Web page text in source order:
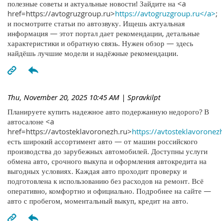
полезные советы и актуальные новости! Зайдите на <a
href=https://avtogruzgroup.ru>https://avtogruzgroup.ru</a>;
и посмотрите статьи по автозвуку. Ищешь актуальная
информация — этот портал дает рекомендации, детальные
характеристики и обратную связь. Нужен обзор — здесь
найдёшь лучшие модели и надёжные рекомендации.
Thu, November 20, 2025 10:45 AM | Spravkilpt
Планируете купить надежное авто подержанную недорого? В
автосалоне <a
href=https://avtosteklavoronezh.ru>https://
есть широкий ассортимент авто — от машин российского
производства до зарубежных автомобилей. Доступны услуги
обмена авто, срочного выкупа и оформления автокредита на
выгодных условиях. Каждая авто проходит проверку и
подготовлена к использованию без расходов на ремонт. Всё
оперативно, комфортно и официально. Подробнее на сайте —
авто с пробегом, моментальный выкуп, кредит на авто.